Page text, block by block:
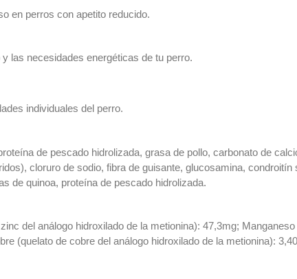
en perros con apetito reducido.
las necesidades energéticas de tu perro.
individuales del perro.
de pescado hidrolizada, grasa de pollo, carbonato de
cloruro de sodio, fibra de guisante, glucosamina,
de quinoa, proteína de pescado hidrolizada.
del análogo hidroxilado de la metionina): 47,3mg;
(quelato de cobre del análogo hidroxilado de la metionina):